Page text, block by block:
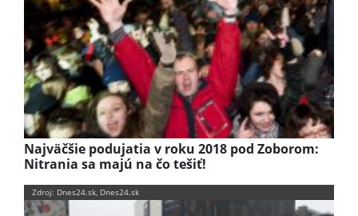
Najväčšie podujatia v roku 2018 pod Zoborom:
Nitrania sa majú na čo tešiť!
Zdroj: Dnes24.sk, Dnes24.sk